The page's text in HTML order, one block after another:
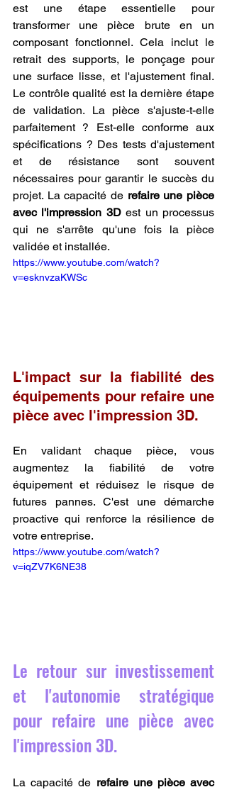
est une étape essentielle pour
transformer une pièce brute en un
composant fonctionnel. Cela inclut le
retrait des supports, le ponçage pour
une surface lisse, et l'ajustement final.
Le contrôle qualité est la dernière étape
de validation. La pièce s'ajuste-t-elle
parfaitement ? Est-elle conforme aux
spécifications ? Des tests d'ajustement
et de résistance sont souvent
nécessaires pour garantir le succès du
projet. La capacité de refaire une pièce
avec l'impression 3D est un processus
qui ne s'arrête qu'une fois la pièce
validée et installée.
https://www.youtube.com/watch?
v=esknvzaKWSc
L'impact sur la fiabilité des
équipements pour refaire une
pièce avec l'impression 3D.
En validant chaque pièce, vous
augmentez la fiabilité de votre
équipement et réduisez le risque de
futures pannes. C'est une démarche
proactive qui renforce la résilience de
votre entreprise.
https://www.youtube.com/watch?
v=iqZV7K6NE38
Le retour sur investissement
et l'autonomie stratégique
pour refaire une pièce avec
l'impression 3D.
La capacité de refaire une pièce avec